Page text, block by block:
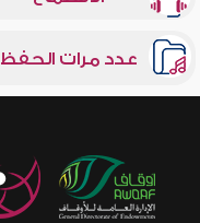
عدد مرات الحفظ